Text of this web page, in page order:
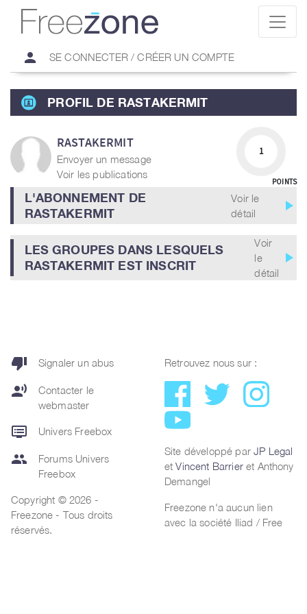
person SE CONNECTER / CRÉER UN COMPTE
PROFIL DE RASTAKERMIT
RASTAKERMIT
Envoyer un message
Voir les publications
1
POINTS
L'ABONNEMENT DE
RASTAKERMIT
Voir le
détail
play_arrow
LES GROUPES DANS LESQUELS
RASTAKERMIT EST INSCRIT
Voir
le
détail
play_arrow
thumb_down Signaler un abus
record_voice_over
Contacter le
webmaster
dvr Univers Freebox
group
Forums Univers
Freebox
Copyright © 2026 -
Freezone - Tous droits
réservés.
Retrouvez nous sur :
Site développé parJP Legal
etVincent Barrieret Anthony
Demangel
Freezone n'a aucun lien
avec la société Iliad / Free